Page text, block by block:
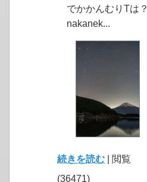
でかかんむりTは？
nakanek...
続きを読む | 閲覧
(36471)